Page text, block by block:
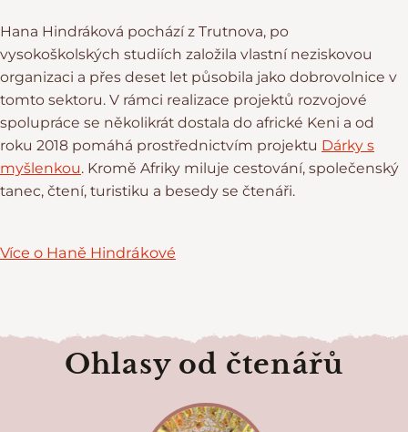
Hana Hindráková pochází z Trutnova, po
vysokoškolských studiích založila vlastní neziskovou
organizaci a přes deset let působila jako dobrovolnice v
tomto sektoru. V rámci realizace projektů rozvojové
spolupráce se několikrát dostala do africké Keni a od
roku 2018 pomáhá prostřednictvím projektu Dárky s
myšlenkou. Kromě Afriky miluje cestování, společenský
tanec, čtení, turistiku a besedy se čtenáři.
Více o Haně Hindrákové
Ohlasy od čtenářů